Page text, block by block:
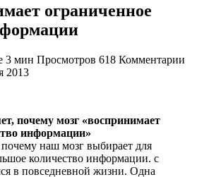
ограниченное
3 мин Просмотров 618 Комментарии
2013
почему мозг «воспринимает
информации»
наш мозг выбирает для
количество информации. с
в повседневной жизни. Одна